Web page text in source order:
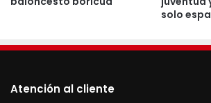
es un gran
La Alianza Americana de Museos es
solo
Atención al cliente